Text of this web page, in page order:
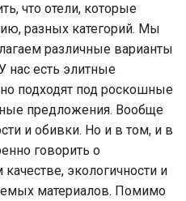
что отели, которые
разных категорий. Мы
различные варианты
нас есть элитные
подходят под роскошные
предложения. Вообще
и обивки. Но и в том, и в
говорить о
экологичности и
материалов. Помимо